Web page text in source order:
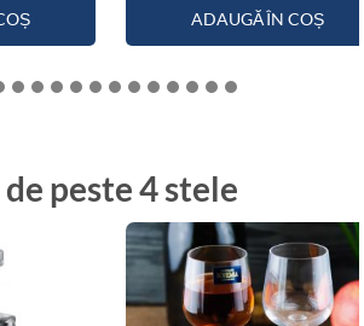
ADAUGĂ ÎN COȘ
peste 4 stele